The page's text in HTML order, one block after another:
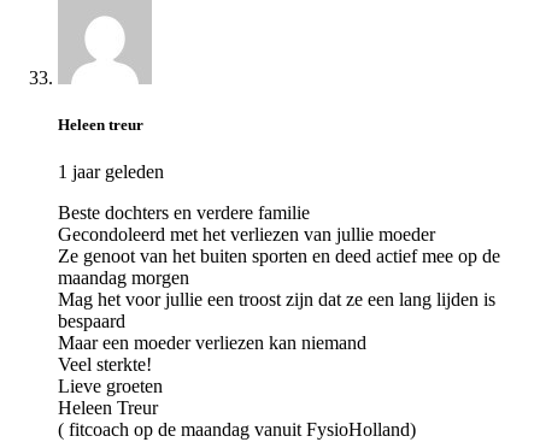
Heleen treur
1 jaar geleden
Beste dochters en verdere familie
Gecondoleerd met het verliezen van jullie moeder
Ze genoot van het buiten sporten en deed actief mee op de
maandag morgen
Mag het voor jullie een troost zijn dat ze een lang lijden is
bespaard
Maar een moeder verliezen kan niemand
Veel sterkte!
Lieve groeten
Heleen Treur
( fitcoach op de maandag vanuit FysioHolland)